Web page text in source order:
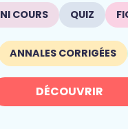
COURS QUIZ
ANNALES CORRIGÉES
DÉCOUVRIR